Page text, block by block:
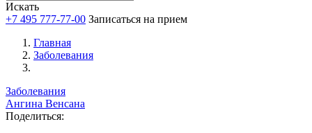
Искать
+7 495 777-77-00 Записаться на прием
Главная
Заболевания
Заболевания
Ангина Венсана
Поделиться: